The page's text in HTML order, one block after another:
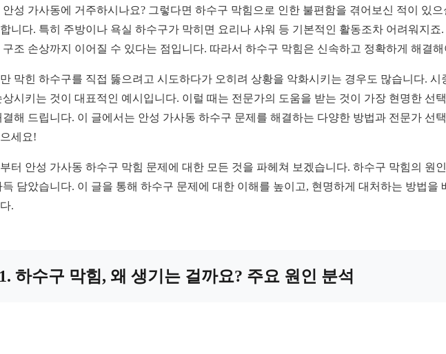
안성 가사동에 거주하시나요? 그렇다면 하수구 막힘으로 인한 불편함을 겪어보신 적이 있
니다. 특히 주방이나 욕실 하수구가 막히면 요리나 샤워 등 기본적인 활동조차 어려워지
구조 손상까지 이어질 수 있다는 점입니다. 따라서 하수구 막힘은 신속하고 정확하게 해결
막힌 하수구를 직접 뚫으려고 시도하다가 오히려 상황을 악화시키는 경우도 많습니다.
상시키는 것이 대표적인 예시입니다. 이럴 때는 전문가의 도움을 받는 것이 가장 현명한
결해 드립니다. 이 글에서는 안성 가사동 하수구 문제를 해결하는 다양한 방법과 전문가
세요!
터 안성 가사동 하수구 막힘 문제에 대한 모든 것을 파헤쳐 보겠습니다. 하수구 막힘의
득 담았습니다. 이 글을 통해 하수구 문제에 대한 이해를 높이고, 현명하게 대처하는 방법
.
하수구 막힘, 왜 생기는 걸까요? 주요 원인 분석